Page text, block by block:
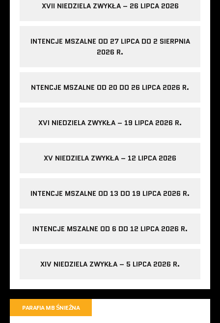
XVII NIEDZIELA ZWYKŁA – 26 LIPCA 2026
INTENCJE MSZALNE OD 27 LIPCA DO 2 SIERPNIA
2026 R.
NTENCJE MSZALNE OD 20 DO 26 LIPCA 2026 R.
XVI NIEDZIELA ZWYKŁA – 19 LIPCA 2026 R.
XV NIEDZIELA ZWYKŁA – 12 LIPCA 2026
INTENCJE MSZALNE OD 13 DO 19 LIPCA 2026 R.
INTENCJE MSZALNE OD 6 DO 12 LIPCA 2026 R.
XIV NIEDZIELA ZWYKŁA – 5 LIPCA 2026 R.
PARAFIA MB ŚNIEŻNA